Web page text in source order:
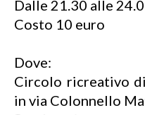
Dalle 21.30 alle
Costo 10 euro
Dove:
Circolo ricreativo
in via Colonnello